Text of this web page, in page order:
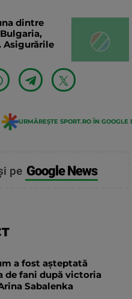
dintre
Asigurările
URMĂREȘTE SPORT.RO ÎN GOOGLE
pe Google News
a fost așteptată
de fani după victoria
Sabalenka